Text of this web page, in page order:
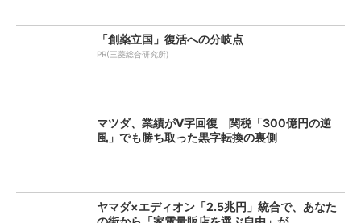
「創薬立国」復活への分岐点
PR(三菱総合研究所)
マツダ、業績がV字回復 関税「300億円の逆
風」でも勝ち取った黒字転換の裏側
ヤマダ×エディオン「2.5兆円」統合で、あなた